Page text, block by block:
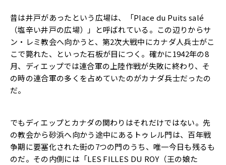
昔は井戸があったという広場は、「Place du Puits salé
（塩辛い井戸の広場）」と呼ばれている。この辺りからサ
ン・レミ教会へ向かうと、第2次大戦中にカナダ人兵士がこ
こで斃れた、といった石板が目につく。確かに1942年の8
月、ディエップでは連合軍の上陸作戦が失敗に終わり、そ
の時の連合軍の多くを占めていたのがカナダ兵士だったの
だ。
でもディエップとカナダの関わりはそれだけではない。先
の教会から砂浜へ向かう途中にあるトゥレル門は、百年戦
争期に要塞化された街の7つの門のうち、唯一今日も残るも
のだ。その内側には「LES FILLES DU ROY（王の娘た